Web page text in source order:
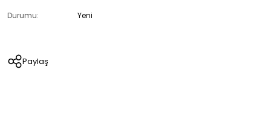
Durumu: Yeni
Paylaş